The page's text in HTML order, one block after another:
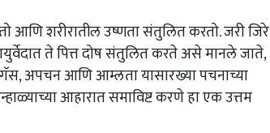
आणि शरीरातील उष्णता संतुलित करतो. जरी जिरे
ते पित्त दोष संतुलित करते असे मानले जाते,
अपचन आणि आम्लता यासारख्या पचनाच्या
आहारात समाविष्ट करणे हा एक उत्तम